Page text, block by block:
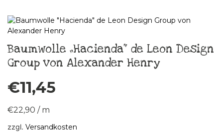
Baumwolle „Hacienda“ de Leon Design
Group von Alexander Henry
€11,45
€22,90 / m
zzgl. Versandkosten